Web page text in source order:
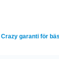
Crazy garanti för